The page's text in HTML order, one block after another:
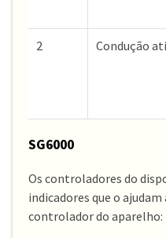
2 Condução
SG6000
Os controladores do
indicadores que o
controlador do aparelho: